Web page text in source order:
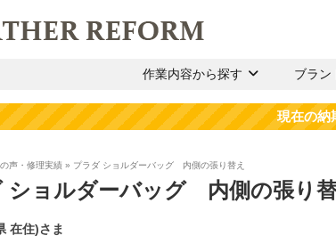
作業内容から探す ブラン
声・修理実績 » プラダ ショルダーバッグ 内側の張り替え
ショルダーバッグ 内側の張り替
在住)さま